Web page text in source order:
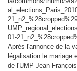
Après l'annonce de la
légalisation le mariage
de l'UMP Jean-